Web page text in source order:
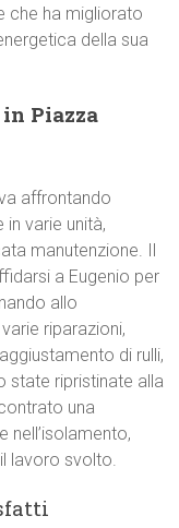
che ha migliorato
della sua
Piazza
affrontando
varie unità,
manutenzione. Il
a Eugenio per
allo
riparazioni,
di rulli,
state ripristinate alla
una
nell’isolamento,
lavoro svolto.